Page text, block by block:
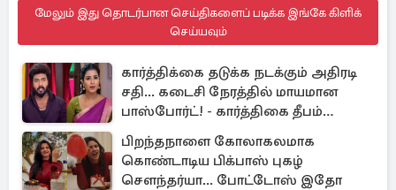
மேலும் இது தொடர்பான செய்திகளைப் படிக்க இங்கே கிளிக்
செய்யவும்
கார்த்திக்கை தடுக்க நடக்கும் அதிரடி
சதி... கடைசி நேரத்தில் மாயமான
பாஸ்போர்ட்! - கார்த்திகை தீபம்
இன்றைய எபிசோட் அப்டேட்
பிறந்தநாளை கோலாகலமாக
கொண்டாடிய பிக்பாஸ் புகழ்
சௌந்தர்யா... போட்டோஸ் இதோ